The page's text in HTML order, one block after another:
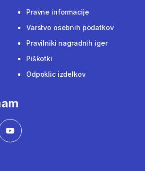
Pravne informacije
Varstvo osebnih podatkov
Pravilniki nagradnih iger
Piškotki
Odpoklic izdelkov